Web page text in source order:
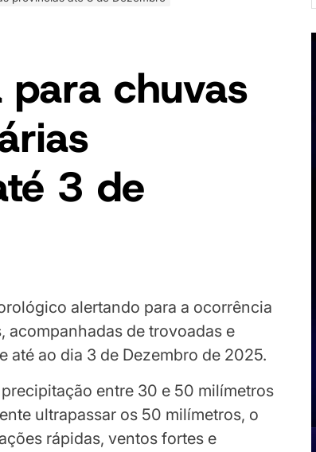
para chuvas
3 de
alertando para a ocorrência
acompanhadas de trovoadas e
até ao dia 3 de Dezembro de 2025.
entre 30 e 50 milímetros
ultrapassar os 50 milímetros, o
rápidas, ventos fortes e